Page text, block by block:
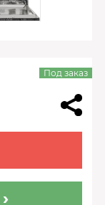
Под заказ